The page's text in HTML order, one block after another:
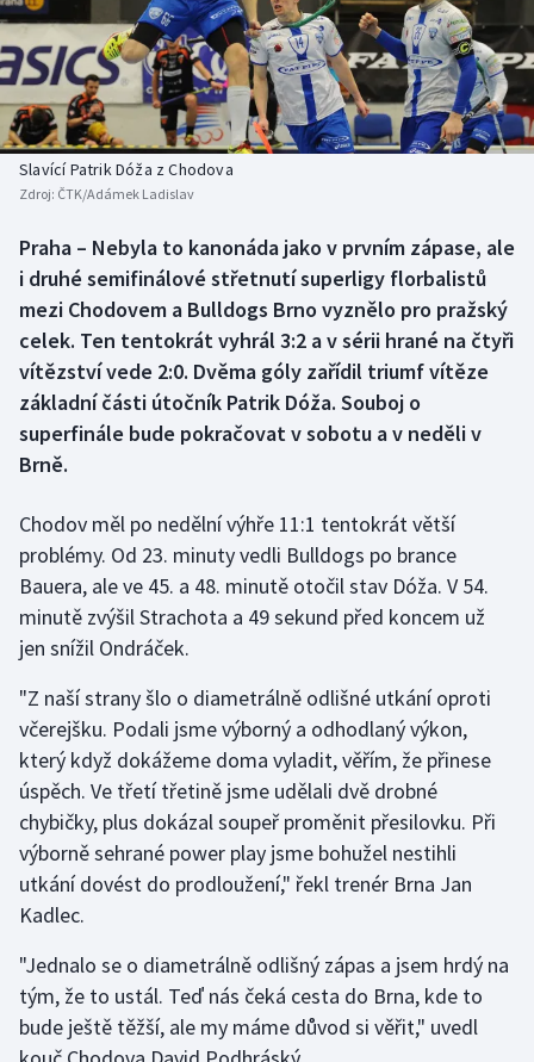
Baseball a softbal
Basketbal
Biatlon
Boby a skeleton
Box
Curling
Dostihy
Florbal
Futsal
Golf
Gymnastika
Házená
Jezdectví
Judo
Krasobruslení
Lezení
Lyže a snowboard
Moderní pětiboj
Motorsport
Soutěže
Historické návraty
Aplikace ČT sport
AZ kvíz
Slavící Patrik Dóža z Chodova
Zdroj: ČTK/Adámek Ladislav
Praha – Nebyla to kanonáda jako v prvním zápase, ale
i druhé semifinálové střetnutí superligy florbalistů
mezi Chodovem a Bulldogs Brno vyznělo pro pražský
celek. Ten tentokrát vyhrál 3:2 a v sérii hrané na čtyři
vítězství vede 2:0. Dvěma góly zařídil triumf vítěze
základní části útočník Patrik Dóža. Souboj o
superfinále bude pokračovat v sobotu a v neděli v
Brně.
Chodov měl po nedělní výhře 11:1 tentokrát větší
problémy. Od 23. minuty vedli Bulldogs po brance
Bauera, ale ve 45. a 48. minutě otočil stav Dóža. V 54.
minutě zvýšil Strachota a 49 sekund před koncem už
jen snížil Ondráček.
"Z naší strany šlo o diametrálně odlišné utkání oproti
včerejšku. Podali jsme výborný a odhodlaný výkon,
který když dokážeme doma vyladit, věřím, že přinese
úspěch. Ve třetí třetině jsme udělali dvě drobné
chybičky, plus dokázal soupeř proměnit přesilovku. Při
výborně sehrané power play jsme bohužel nestihli
utkání dovést do prodloužení," řekl trenér Brna Jan
Kadlec.
"Jednalo se o diametrálně odlišný zápas a jsem hrdý na
tým, že to ustál. Teď nás čeká cesta do Brna, kde to
bude ještě těžší, ale my máme důvod si věřit," uvedl